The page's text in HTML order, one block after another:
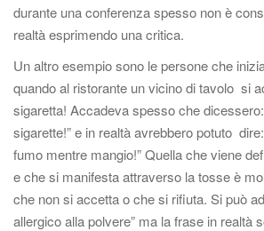
durante una conferenza spesso non è
realtà esprimendo una critica.
Un altro esempio sono le persone che
quando al ristorante un vicino di tavolo si
sigaretta! Accadeva spesso che
sigarette!” e in realtà avrebbero potuto
fumo mentre mangio!” Quella che viene
e che si manifesta attraverso la tosse è
che non si accetta o che si rifiuta. Si può
allergico alla polvere” ma la frase in realtà